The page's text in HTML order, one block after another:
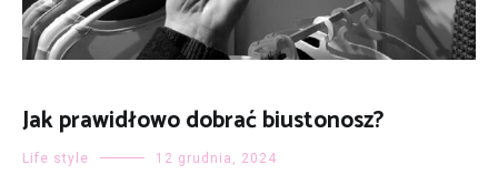
Jak prawidłowo dobrać biustonosz?
Life style 12 grudnia, 2024